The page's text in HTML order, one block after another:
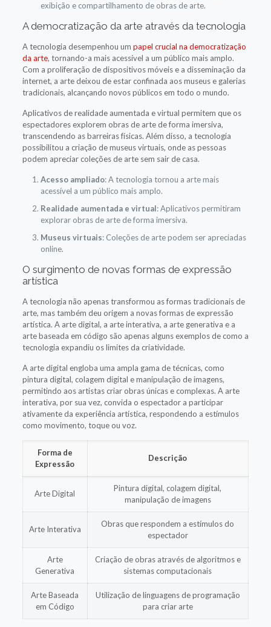
exibição e compartilhamento de obras de arte.
A democratização da arte através da tecnologia
A tecnologia desempenhou um papel crucial na democratização
da arte, tornando-a mais acessível a um público mais amplo.
Com a proliferação de dispositivos móveis e a disseminação da
internet, a arte deixou de estar confinada aos museus e galerias
tradicionais, alcançando novos públicos em todo o mundo.
Aplicativos de realidade aumentada e virtual permitem que os
espectadores explorem obras de arte de forma imersiva,
transcendendo as barreiras físicas. Além disso, a tecnologia
possibilitou a criação de museus virtuais, onde as pessoas
podem apreciar coleções de arte sem sair de casa.
Acesso ampliado: A tecnologia tornou a arte mais
acessível a um público mais amplo.
Realidade aumentada e virtual: Aplicativos permitiram
explorar obras de arte de forma imersiva.
Museus virtuais: Coleções de arte podem ser apreciadas
online.
O surgimento de novas formas de expressão
artística
A tecnologia não apenas transformou as formas tradicionais de
arte, mas também deu origem a novas formas de expressão
artística. A arte digital, a arte interativa, a arte generativa e a
arte baseada em código são apenas alguns exemplos de como a
tecnologia expandiu os limites da criatividade.
A arte digital engloba uma ampla gama de técnicas, como
pintura digital, colagem digital e manipulação de imagens,
permitindo aos artistas criar obras únicas e complexas. A arte
interativa, por sua vez, convida o espectador a participar
ativamente da experiência artística, respondendo a estímulos
como movimento, toque ou voz.
Forma de
Expressão
Descrição
Arte Digital
Pintura digital, colagem digital,
manipulação de imagens
Arte Interativa
Obras que respondem a estímulos do
espectador
Arte
Generativa
Criação de obras através de algoritmos e
sistemas computacionais
Arte Baseada
em Código
Utilização de linguagens de programação
para criar arte